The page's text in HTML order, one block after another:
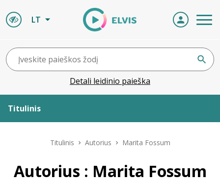
LT
Detali leidinio paieška
Titulinis
Leidiniai
Titulinis Autorius Marita Fossum
Autorius : Marita Fossum